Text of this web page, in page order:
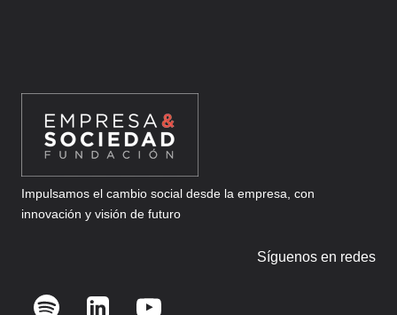
Impulsamos el cambio social desde la empresa, con
innovación y visión de futuro
Síguenos en redes